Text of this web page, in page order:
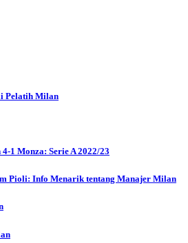
Pelatih Milan
1 Monza: Serie A 2022/23
Pioli: Info Menarik tentang Manajer Milan